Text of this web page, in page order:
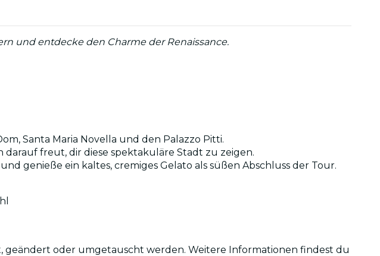
und entdecke den Charme der Renaissance.
Santa Maria Novella und den Palazzo Pitti.
darauf freut, dir diese spektakuläre Stadt zu zeigen.
genieße ein kaltes, cremiges Gelato als süßen Abschluss der Tour.
geändert oder umgetauscht werden. Weitere Informationen findest du